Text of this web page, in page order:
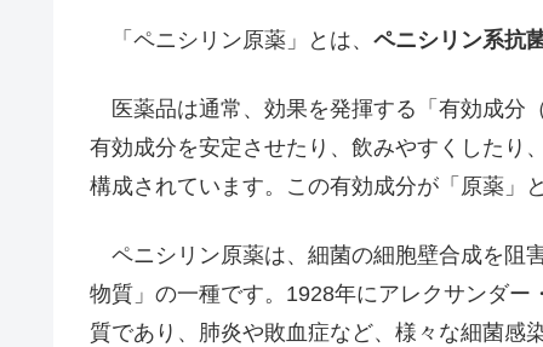
「ペニシリン原薬」とは、 ペニシリン系抗
医薬品は通常、効果を発揮する「有効成分
有効成分を安定させたり、飲みやすくしたり
構成されています。この有効成分が「原薬」
ペニシリン原薬は、細菌の細胞壁合成を阻
物質」の一種です。1928年にアレクサンダ
質であり、肺炎や敗血症など、様々な細菌感